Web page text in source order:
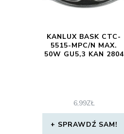
KANLUX BASK CTC-
5515-MPC/N MAX.
50W GU5,3 KAN 2804
6,99ZŁ
SPRAWDŹ SAM!